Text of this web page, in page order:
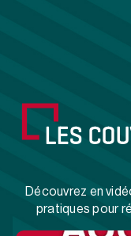
LES
Découvrez en
pratiques pour